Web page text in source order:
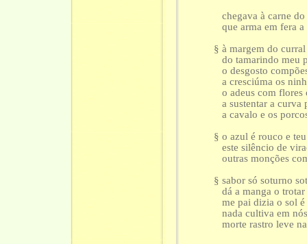
chegava à carne
que arma em fera
§ à margem do
do tamarindo meu
o desgosto
a cresciúma os
o adeus com flores
a sustentar a curva
a cavalo e os
§ o azul é rouco e
este silêncio de
outras monções
§ sabor só soturno
dá a manga o trotar
me pai dizia o sol é
nada cultiva em
morte rastro leve